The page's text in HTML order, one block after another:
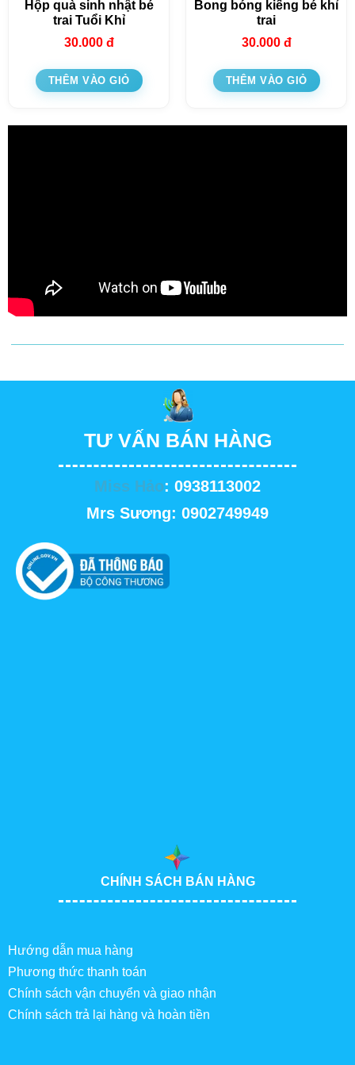
Hộp quà sinh nhật bé
trai Tuổi Khỉ
30.000 đ
THÊM VÀO GIỎ
Bong bóng kiếng bé khỉ
trai
30.000 đ
THÊM VÀO GIỎ
TƯ VẤN BÁN HÀNG
Miss Hảo: 0938113002
Mrs Sương: 0902749949
CHÍNH SÁCH BÁN HÀNG
Hướng dẫn mua hàng
Phương thức thanh toán
Chính sách vận chuyển và giao nhận
Chính sách trả lại hàng và hoàn tiền